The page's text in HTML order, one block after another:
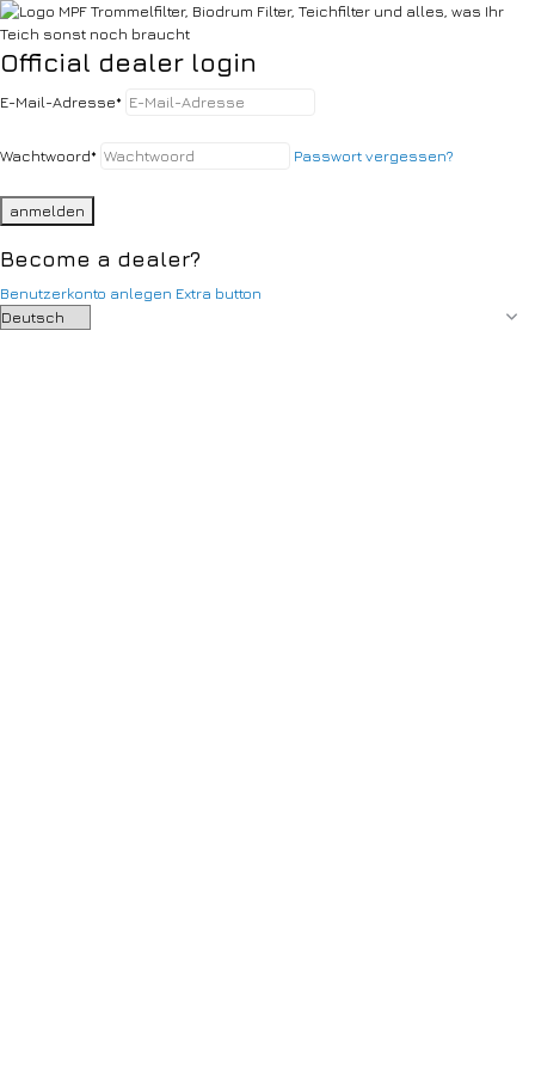
Official dealer login
E-Mail-Adresse*
Wachtwoord* Passwort vergessen?
anmelden
Become a dealer?
Benutzerkonto anlegen Extra button